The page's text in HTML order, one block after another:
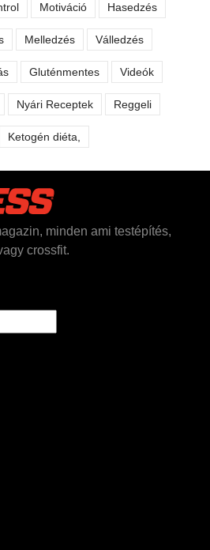
Motiváció Hasedzés
Melledzés Válledzés
Gluténmentes Videók
Nyári Receptek Reggeli
Ketogén diéta,
minden ami testépítés,
crossfit.